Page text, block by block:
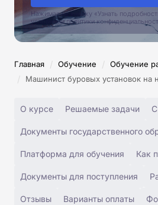
Нажимая на кнопку «Узнать
условиями политики
Главная / Обучение / Обучение
/ Машинист буровых установок на
О курсе Решаемые задачи
Документы государственного
Платформа для обучения Как
Документы для поступления
Отзывы Варианты оплаты